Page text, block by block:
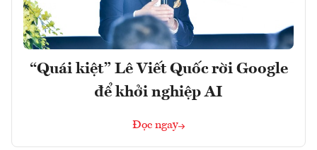
“Quái kiệt” Lê Viết Quốc rời Google
để khởi nghiệp AI
Đọc ngay